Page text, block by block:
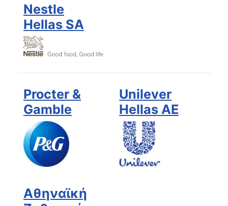
Nestle
Hellas SA
Procter &
Gamble
Unilever
Hellas AE
Αθηναϊκή